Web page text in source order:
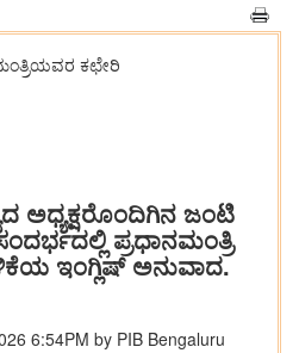
ಕಛೇರಿ
ಅಧ್ಯಕ್ಷರೊಂದಿಗಿನ ಜಂಟಿ
ಪ್ರಧಾನಮಂತ್ರಿ
ಇಂಗ್ಲಿಷ್ ಅನುವಾದ.
6:54PM by PIB Bengaluru